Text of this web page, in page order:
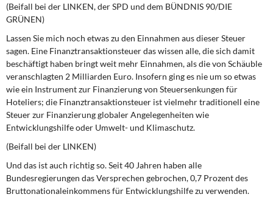
(Beifall bei der LINKEN, der SPD und dem BÜNDNIS 90/DIE
GRÜNEN)
Lassen Sie mich noch etwas zu den Einnahmen aus dieser Steuer
sagen. Eine Finanztransaktionsteuer das wissen alle, die sich damit
beschäftigt haben bringt weit mehr Einnahmen, als die von Schäuble
veranschlagten 2 Milliarden Euro. Insofern ging es nie um so etwas
wie ein Instrument zur Finanzierung von Steuersenkungen für
Hoteliers; die Finanztransaktionsteuer ist vielmehr traditionell eine
Steuer zur Finanzierung globaler Angelegenheiten wie
Entwicklungshilfe oder Umwelt- und Klimaschutz.
(Beifall bei der LINKEN)
Und das ist auch richtig so. Seit 40 Jahren haben alle
Bundesregierungen das Versprechen gebrochen, 0,7 Prozent des
Bruttonationaleinkommens für Entwicklungshilfe zu verwenden.